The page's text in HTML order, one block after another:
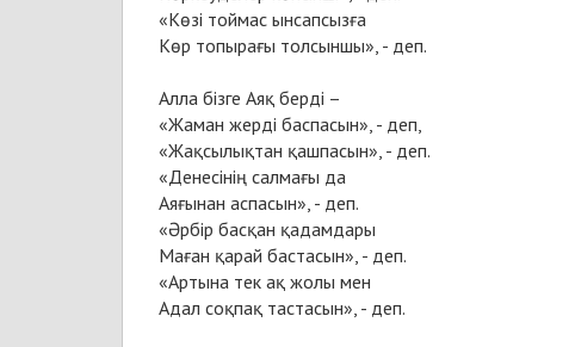
«Көзі тоймас ынсапсызға
Көр топырағы толсыншы», - деп.
Алла бізге Аяқ берді –
«Жаман жерді баспасын», - деп,
«Жақсылықтан қашпасын», - деп.
«Денесінің салмағы да
Аяғынан аспасын», - деп.
«Әрбір басқан қадамдары
Маған қарай бастасын», - деп.
«Артына тек ақ жолы мен
Адал соқпақ тастасын», - деп.